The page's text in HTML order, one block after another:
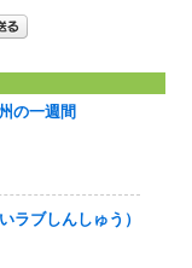
の一週間
ラブしんしゅう）